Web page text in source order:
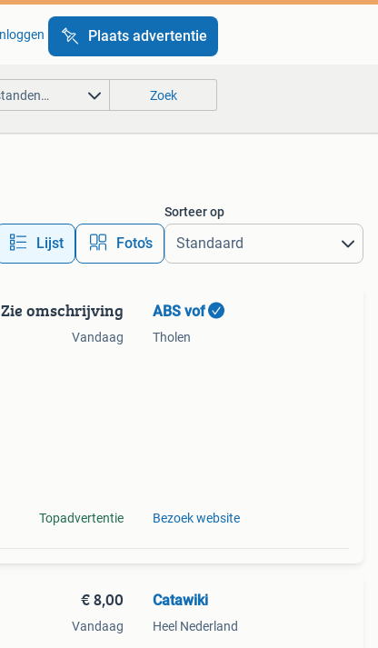
Plaats advertentie
Zoek
Lijst Foto’s
Sorteer op
Zie omschrijving
Vandaag
Topadvertentie
ABS vof
Tholen
Bezoek website
€ 8,00
Vandaag
Catawiki
Heel Nederland